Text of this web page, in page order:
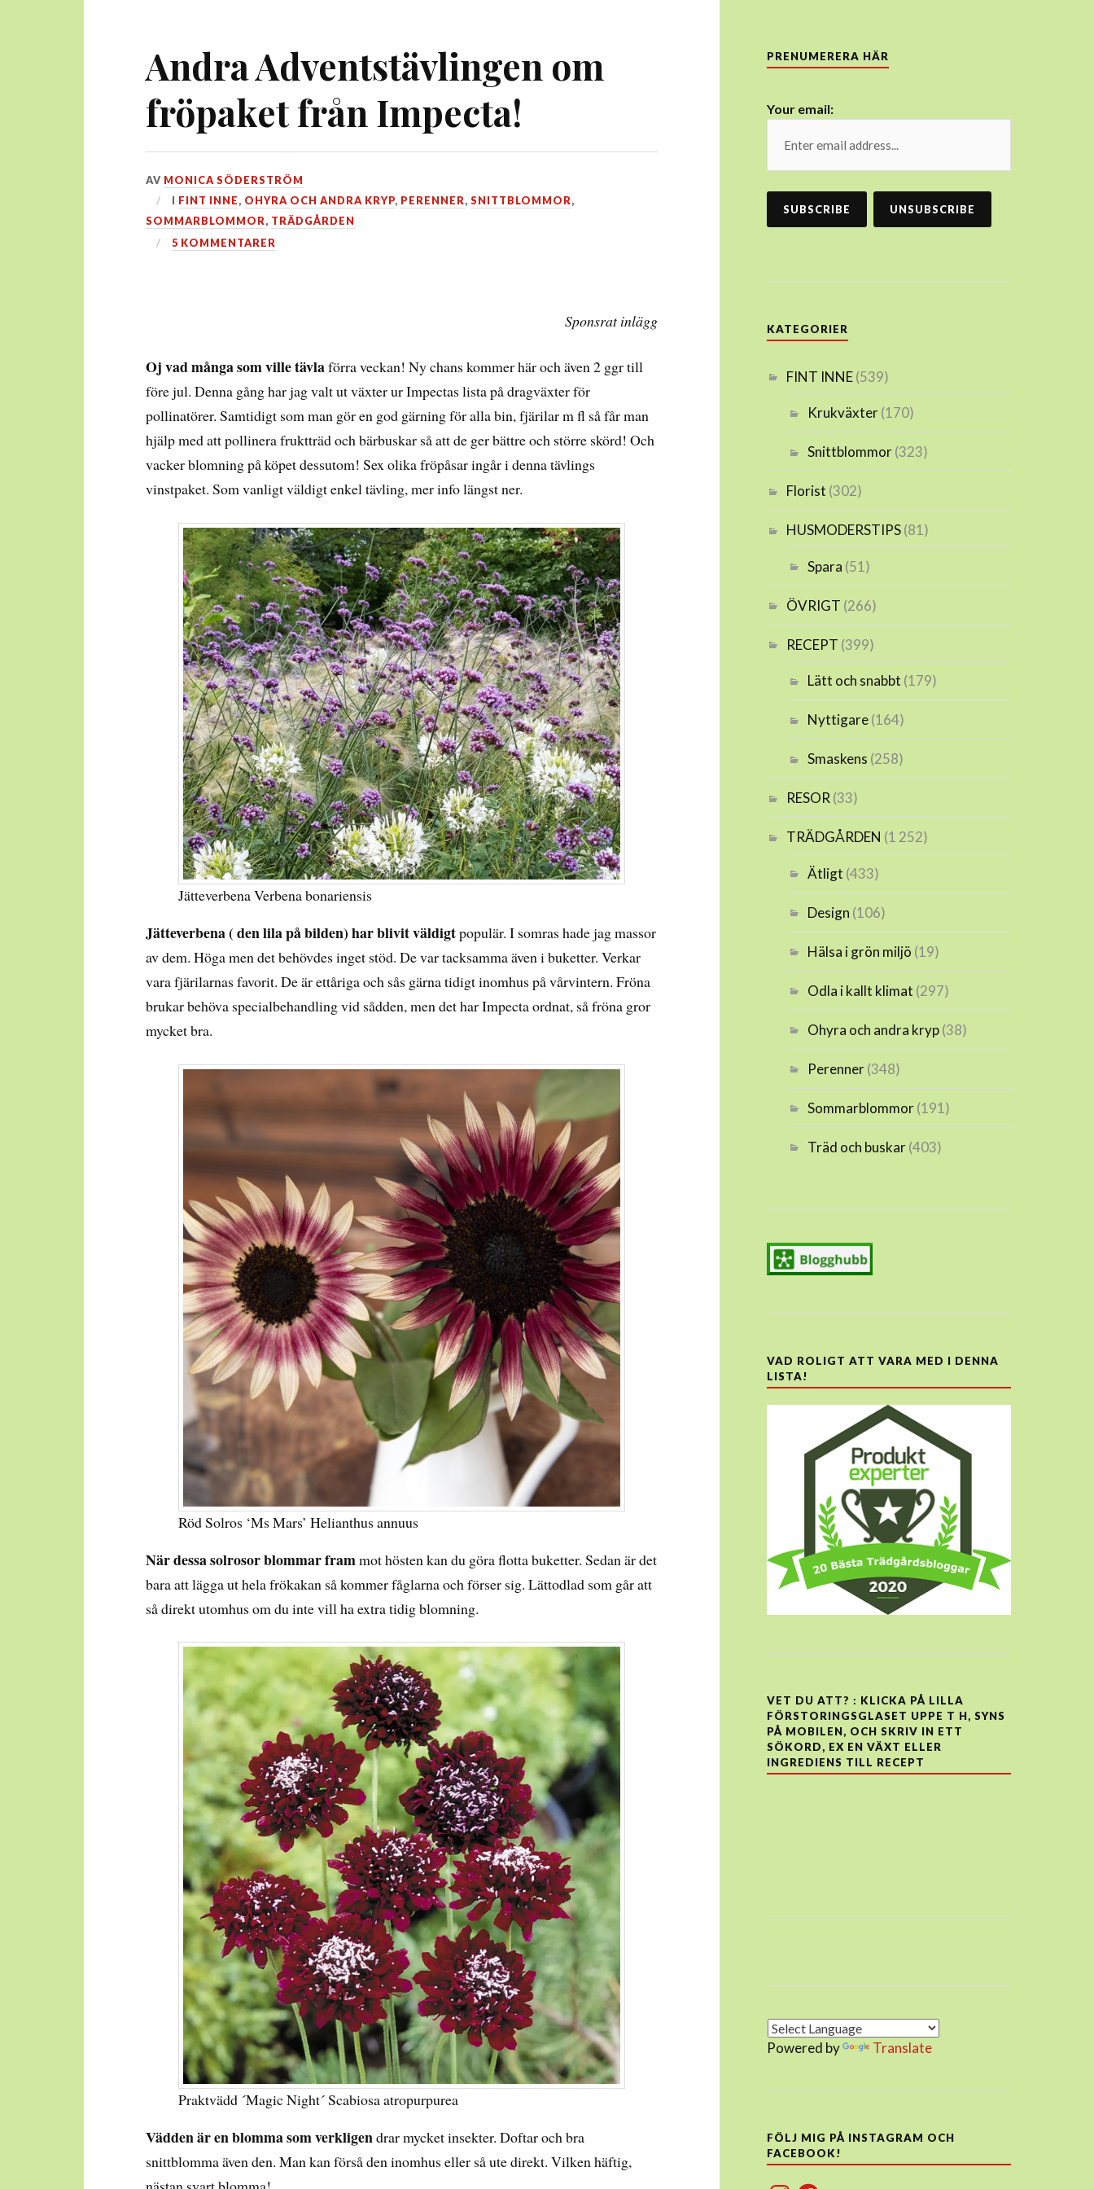
Andra Adventstävlingen om
fröpaket från Impecta!
DEN
DECEMBER,
2020
AV MONICA SÖDERSTRÖM
I FINT INNE, OHYRA OCH ANDRA KRYP, PERENNER, SNITTBLOMMOR,
SOMMARBLOMMOR, TRÄDGÅRDEN
5 KOMMENTARER
Sponsrat inlägg
Oj vad många som ville tävlaförra veckan! Ny chans kommer här och även 2 ggr till
före jul. Denna gång har jag valt ut växter ur Impectas lista på dragväxter för
pollinatörer. Samtidigt som man gör en god gärning för alla bin, fjärilar m fl så får man
hjälp med att pollinera fruktträd och bärbuskar så att de ger bättre och större skörd! Och
vacker blomning på köpet dessutom! Sex olika fröpåsar ingår i denna tävlings
vinstpaket. Som vanligt väldigt enkel tävling, mer info längst ner.
Jätteverbena Verbena bonariensis
Jätteverbena ( den lila på bilden) har blivit väldigtpopulär. I somras hade jag massor
av dem. Höga men det behövdes inget stöd. De var tacksamma även i buketter. Verkar
vara fjärilarnas favorit. De är ettåriga och sås gärna tidigt inomhus på vårvintern. Fröna
brukar behöva specialbehandling vid sådden, men det har Impecta ordnat, så fröna gror
mycket bra.
Röd Solros ‘Ms Mars’ Helianthus annuus
När dessa solrosor blommar frammot hösten kan du göra flotta buketter. Sedan är det
bara att lägga ut hela frökakan så kommer fåglarna och förser sig. Lättodlad som går att
så direkt utomhus om du inte vill ha extra tidig blomning.
Praktvädd ´Magic Night´ Scabiosa atropurpurea
Vädden är en blomma som verkligendrar mycket insekter. Doftar och bra
snittblomma även den. Man kan förså den inomhus eller så ute direkt. Vilken häftig,
PRENUMERERA HÄR
Your email:
KATEGORIER
FINT INNE(539)
Krukväxter(170)
Snittblommor(323)
Florist (302)
HUSMODERSTIPS(81)
Spara (51)
ÖVRIGT (266)
RECEPT (399)
Lätt och snabbt (179)
Nyttigare(164)
Smaskens (258)
RESOR (33)
TRÄDGÅRDEN (1 252)
Ätligt (433)
Design (106)
Hälsa i grön miljö (19)
Odla i kallt klimat (297)
Ohyra och andra kryp(38)
Perenner(348)
Sommarblommor(191)
Träd och buskar(403)
VAD ROLIGT ATT VARA MED I DENNA
LISTA!
VET DU ATT? : KLICKA PÅ LILLA
FÖRSTORINGSGLASET UPPE T H, SYNS
PÅ MOBILEN, OCH SKRIV IN ETT
SÖKORD, EX EN VÄXT ELLER
INGREDIENS TILL RECEPT
Powered by Translate
FÖLJ MIG PÅ INSTAGRAM OCH
FACEBOOK!